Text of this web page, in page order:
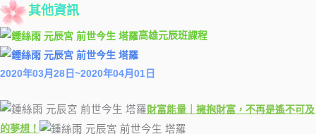
其他資訊
高雄元辰班課程
2020年03月28日~2020年04月01日
財富能量｜擁抱財富，不再是遙不可及
的夢想！